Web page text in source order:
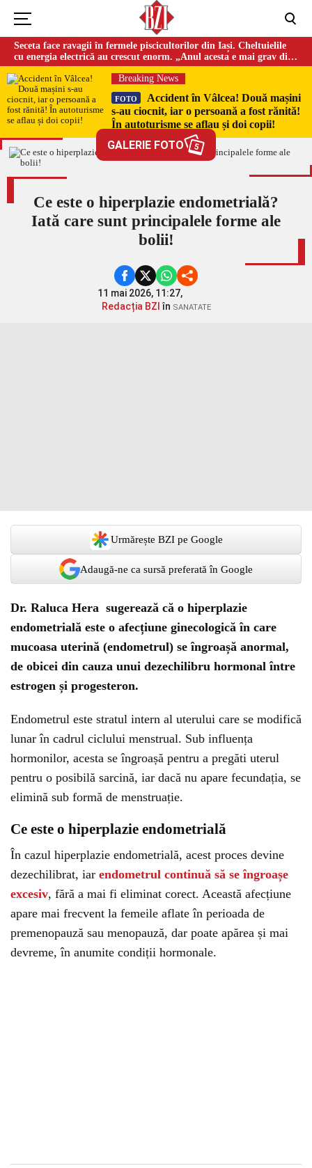
Seceta face ravagii în fermele piscicultorilor din Iași. Cheltuielile
cu energia electrică au crescut enorm. „Anul acesta e mai grav din
cauza temperaturilor foarte mari”
Breaking News
FOTO
Accident în Vâlcea! Două mașini
s-au ciocnit, iar o persoană a fost rănită!
În autoturisme se aflau și doi copii!
GALERIE FOTO 5
Ce este o hiperplazie endometrială?
Iată care sunt principalele forme ale
bolii!
11 mai 2026, 11:27,
Redacția BZI în SANATATE
Urmărește BZI pe Google
Adaugă-ne ca sursă preferată în Google
Dr. Raluca Hera sugerează că o hiperplazie
endometrială este o afecțiune ginecologică în care
mucoasa uterină (endometrul) se îngroașă anormal,
de obicei din cauza unui dezechilibru hormonal între
estrogen și progesteron.
Endometrul este stratul intern al uterului care se modifică
lunar în cadrul ciclului menstrual. Sub influența
hormonilor, acesta se îngroașă pentru a pregăti uterul
pentru o posibilă sarcină, iar dacă nu apare fecundația, se
elimină sub formă de menstruație.
Ce este o hiperplazie endometrială
În cazul hiperplazie endometrială, acest proces devine
dezechilibrat, iar endometrul continuă să se îngroașe
excesiv, fără a mai fi eliminat corect. Această afecțiune
apare mai frecvent la femeile aflate în perioada de
premenopauză sau menopauză, dar poate apărea și mai
devreme, în anumite condiții hormonale.